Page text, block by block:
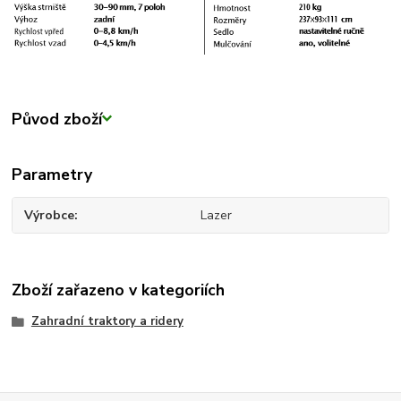
Původ zboží
Parametry
Výrobce Lazer
Zboží zařazeno v kategoriích
Zahradní traktory a ridery